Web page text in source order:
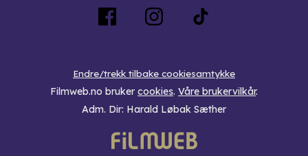
Endre/trekk tilbake cookiesamtykke
Filmweb.no bruker cookies. Våre brukervilkår.
Adm. Dir: Harald Løbak Sæther